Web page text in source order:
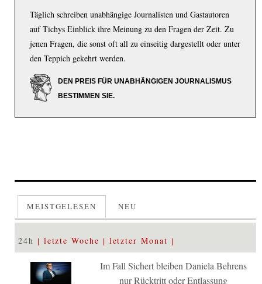
Täglich schreiben unabhängige Journalisten und Gastautoren
auf Tichys Einblick ihre Meinung zu den Fragen der Zeit. Zu
jenen Fragen, die sonst oft all zu einseitig dargestellt oder unter
den Teppich gekehrt werden.
DEN PREIS FÜR UNABHÄNGIGEN JOURNALISMUS
BESTIMMEN SIE.
MEISTGELESEN NEU
24h letzte Woche letzter Monat
Im Fall Sichert bleiben Daniela Behrens
nur Rücktritt oder Entlassung